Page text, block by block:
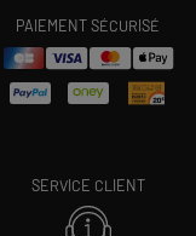
PAIEMENT SÉCURISÉ
SERVICE CLIENT